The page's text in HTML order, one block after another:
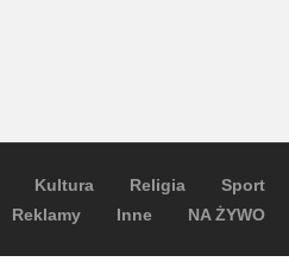
Kultura Religia
Sport
Reklamy Inne NA ŻYWO